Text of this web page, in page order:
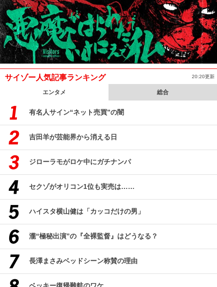
サイゾー人気記事ランキング 20:20更新
エンタメ 総合
有名人サイン“ネット売買”の闇
吉田羊が芸能界から消える日
ジローラモがロケ中にガチナンパ
セクゾがオリコン1位も実売は……
ハイスタ横山健は「カッコだけの男」
瀧“極秘出演”の『全裸監督』はどうなる？
長澤まさみベッドシーン称賛の理由